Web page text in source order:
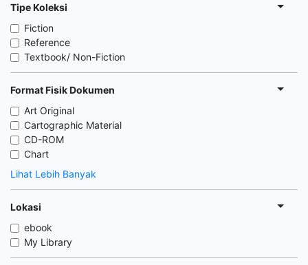
Tipe Koleksi
Fiction
Reference
Textbook/ Non-Fiction
Format Fisik Dokumen
Art Original
Cartographic Material
CD-ROM
Chart
Lihat Lebih Banyak
Lokasi
ebook
My Library